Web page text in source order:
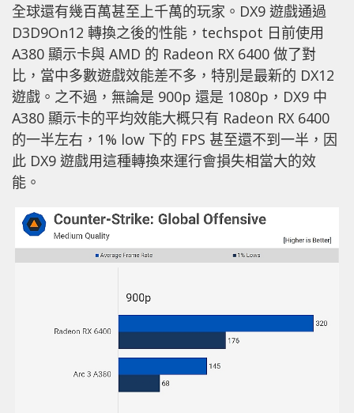
全球還有幾百萬甚至上千萬的玩家。DX9 遊戲通過
D3D9On12 轉換之後的性能，techspot 日前使用
A380 顯示卡與 AMD 的 Radeon RX 6400 做了對
比，當中多數遊戲效能差不多，特別是最新的 DX12
遊戲。之不過，無論是 900p 還是 1080p，DX9 中
A380 顯示卡的平均效能大概只有 Radeon RX 6400
的一半左右，1% low 下的 FPS 甚至還不到一半，因
此 DX9 遊戲用這種轉換來運行會損失相當大的效
能。